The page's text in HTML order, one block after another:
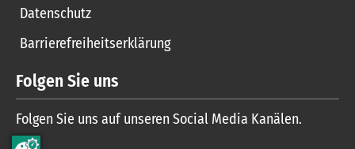
Datenschutz
Barrierefreiheitserklärung
Folgen Sie uns
Folgen Sie uns auf unseren Social Media Kanälen.